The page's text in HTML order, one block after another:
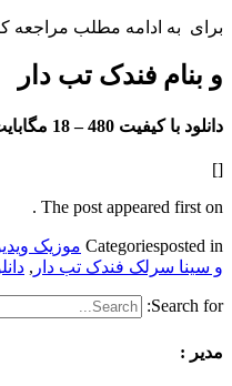
برای به ادامه مطلب مراجعه
و بنام فندک تب دار
دانلود با کیفیت 480 – 18 مگابایت
[]
The post appeared first on .
Categoriesposted in موزیک
و سینا سرلک فندک تب دار ,
Search for:
مدیر :